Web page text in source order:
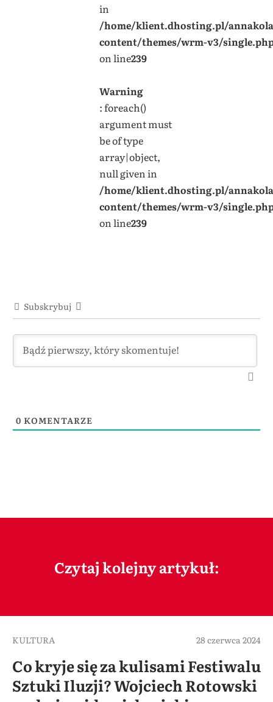
in
/home/klient.dhosting.pl/
content/themes/wrm-v3/
on line239
Warning
: foreach()
argument must
be of type
array|object,
null given in
/home/klient.dhosting.pl/
content/themes/wrm-v3/
on line239
Subskrybuj
0 KOMENTARZE
Czytaj kolejny artykuł:
KULTURA 28 czerwca 2024
Co kryje się za kulisami Festiwalu
Sztuki Iluzji? Wojciech Rotowski